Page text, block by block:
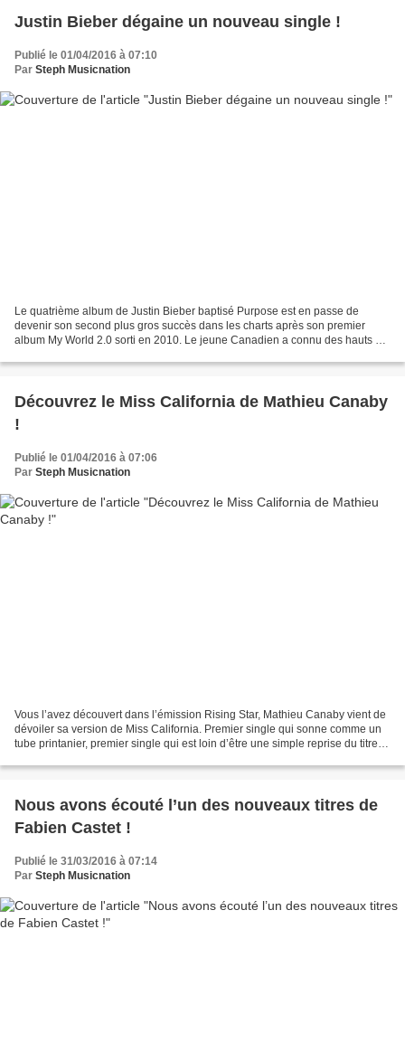
Justin Bieber dégaine un nouveau single !
Publié le 01/04/2016 à 07:10
Par Steph Musicnation
Le quatrième album de Justin Bieber baptisé Purpose est en passe de
devenir son second plus gros succès dans les charts après son premier
album My World 2.0 sorti en 2010. Le jeune Canadien a connu des hauts et
Découvrez le Miss California de Mathieu Canaby
!
Publié le 01/04/2016 à 07:06
Par Steph Musicnation
Vous l’avez découvert dans l’émission Rising Star, Mathieu Canaby vient de
dévoiler sa version de Miss California. Premier single qui sonne comme un
tube printanier, premier single qui est loin d’être une simple reprise du titre
Nous avons écouté l’un des nouveaux titres de
Fabien Castet !
Publié le 31/03/2016 à 07:14
Par Steph Musicnation